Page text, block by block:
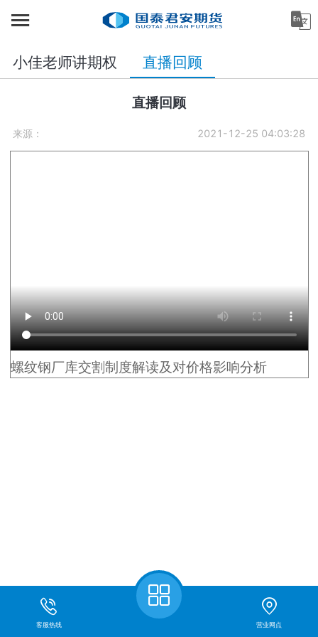
首页
资讯中心
产业服务
小佳老师讲期权 直播回顾
直播回顾
来源： 2021-12-25 04:03:28
螺纹钢厂库交割制度解读及对价格影响分析
上一篇：
金融期货开户常见问题
下一篇：
客服热线 营业网点